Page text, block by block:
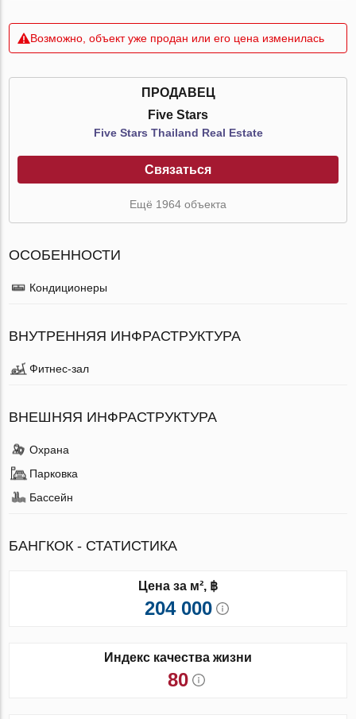
Возможно, объект уже продан или его цена изменилась
ПРОДАВЕЦ
Five Stars
Five Stars Thailand Real Estate
Связаться
Ещё 1964 объекта
ОСОБЕННОСТИ
Кондиционеры
ВНУТРЕННЯЯ ИНФРАСТРУКТУРА
Фитнес-зал
ВНЕШНЯЯ ИНФРАСТРУКТУРА
Охрана
Парковка
Бассейн
БАНГКОК - СТАТИСТИКА
Цена за м², ฿
204 000
Индекс качества жизни
80